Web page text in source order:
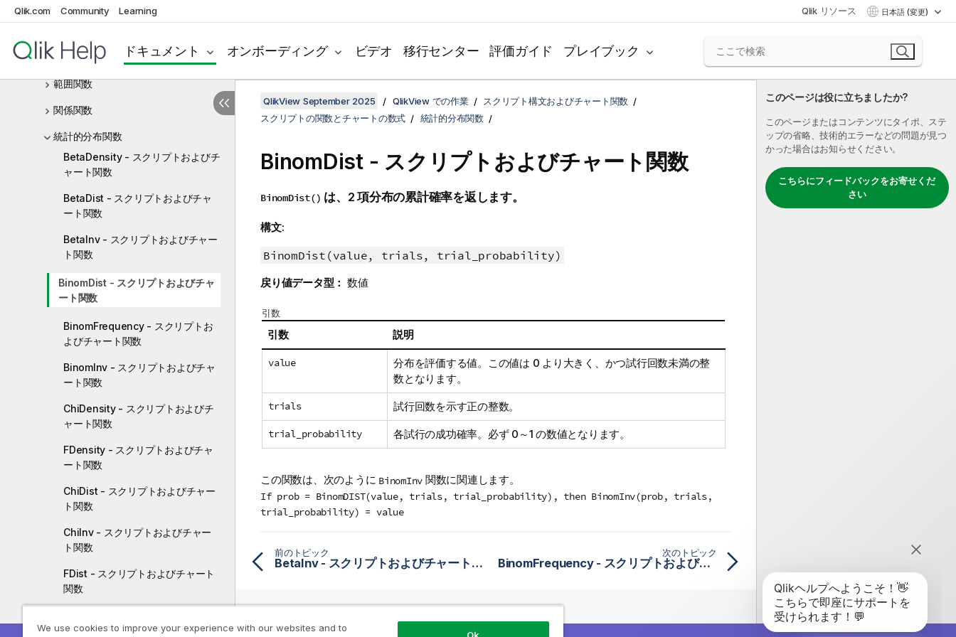
Qlik.com Community Learning Qlik リソース 日本語 (変更)
ドキュメント オンボーディング ビデオ 移行センター 評価ガイド プレイブック
NULL 関数
範囲関数
関係関数
統計的分布関数
BetaDensity - スクリプトおよびチ
ャート関数
BetaDist - スクリプトおよびチャ
ート関数
BetaInv - スクリプトおよびチャー
ト関数
BinomDist - スクリプトおよびチャ
ート関数
BinomFrequency - スクリプトお
よびチャート関数
BinomInv - スクリプトおよびチャ
ート関数
ChiDensity - スクリプトおよびチ
ャート関数
FDensity - スクリプトおよびチャ
ート関数
ChiDist - スクリプトおよびチャー
ト関数
ChiInv - スクリプトおよびチャー
ト関数
FDist - スクリプトおよびチャート
関数
数
このページは役に立ちましたか?
このページまたはコンテンツにタイポ、ステ
ップの省略、技術的エラーなどの問題が見つ
かった場合はお知らせください。
こちらにフィードバックをお寄せくだ
さい
QlikView September 2025 QlikView での作業
スクリプト構文およびチャート関数
スクリプトの関数とチャートの数式
統計的分布関数
BinomDist - スクリプトおよびチャート関数
BinomDist() は、2 項分布の累計確率を返します。
構文:
BinomDist(value, trials, trial_probability)
戻り値データ型： 数値
引数
引数 説明
value
分布を評価する値。この値は 0 より大きく、かつ試行回数未満の整
数となります。
trials 試行回数を示す正の整数。
trial_probability 各試行の成功確率。必ず 0～1 の数値となります。
この関数は、次のように BinomInv 関数に関連します。
If prob = BinomDIST(value, trials, trial_probability), then BinomInv(prob, trials,
trial_probability) = value
前のトピック
BetaInv - スクリプトおよびチャート関数
次のトピック
BinomFrequency - スクリプトおよびチャート関数
We use cookies to improve your experience with our websites and to